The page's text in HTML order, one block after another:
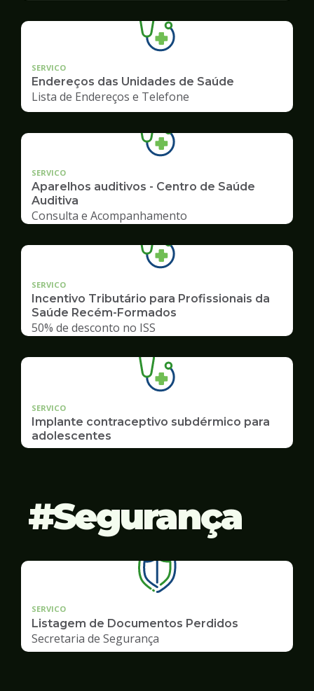
SERVICO
Endereços das Unidades de Saúde
Lista de Endereços e Telefone
SERVICO
Aparelhos auditivos - Centro de Saúde
Auditiva
Consulta e Acompanhamento
SERVICO
Incentivo Tributário para Profissionais da
Saúde Recém-Formados
50% de desconto no ISS
SERVICO
Implante contraceptivo subdérmico para
adolescentes
Segurança
SERVICO
Listagem de Documentos Perdidos
Secretaria de Segurança